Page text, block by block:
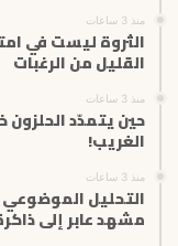
ر
ي
منذ 3 ساعات
الثروة ليست في
القليل من الرغبات
منذ 3 ساعات
حين يتمدّد
الغريب!
منذ 3 ساعات
التحليل
مشهد عابر إلى